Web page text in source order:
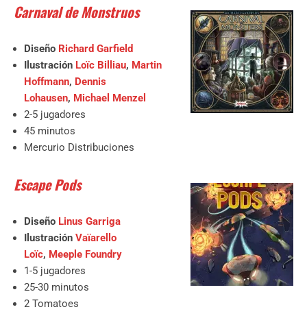
Carnaval de Monstruos
Diseño Richard Garfield
Ilustración Loïc Billiau, Martin
Hoffmann, Dennis
Lohausen, Michael Menzel
2-5 jugadores
45 minutos
Mercurio Distribuciones
Escape Pods
Diseño Linus Garriga
Ilustración Vaïarello
Loïc, Meeple Foundry
1-5 jugadores
25-30 minutos
2 Tomatoes